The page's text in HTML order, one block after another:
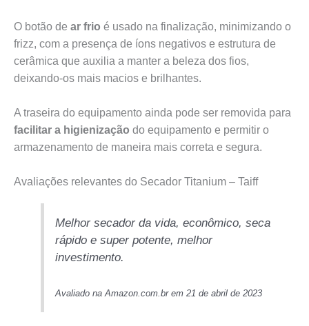
O botão de ar frio é usado na finalização, minimizando o
frizz, com a presença de íons negativos e estrutura de
cerâmica que auxilia a manter a beleza dos fios,
deixando-os mais macios e brilhantes.
A traseira do equipamento ainda pode ser removida para
facilitar a higienização do equipamento e permitir o
armazenamento de maneira mais correta e segura.
Avaliações relevantes do Secador Titanium – Taiff
Melhor secador da vida, econômico, seca
rápido e super potente, melhor
investimento.
Avaliado na Amazon.com.br em 21 de abril de 2023